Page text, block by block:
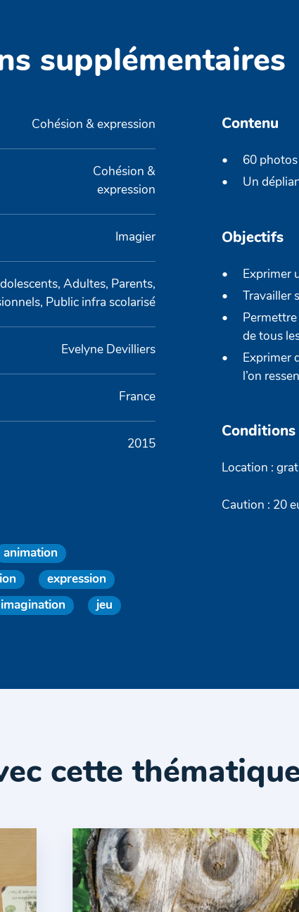
supplémentaires
Cohésion & expression
Cohésion &
expression
Imagier
Adultes, Parents,
Public infra scolarisé
Evelyne Devilliers
France
2015
animation
expression
imagination jeu
Contenu
60 photos
Un
Objectifs
Exprimer
Travailler
de tous
Exprimer
l’on
Location :
Caution : 20
cette